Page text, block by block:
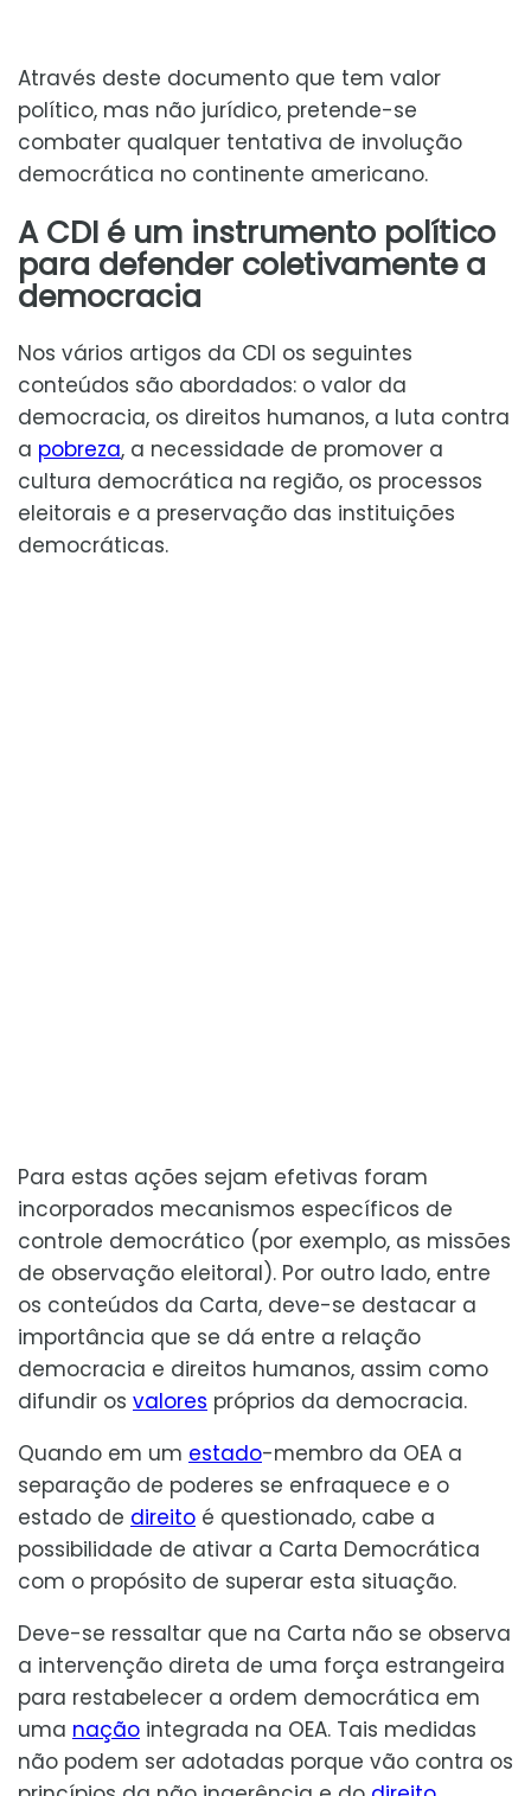
Através deste documento que tem valor
político, mas não jurídico, pretende-se
combater qualquer tentativa de involução
democrática no continente americano.
A CDI é um instrumento político
para defender coletivamente a
democracia
Nos vários artigos da CDI os seguintes
conteúdos são abordados: o valor da
democracia, os direitos humanos, a luta contra
a pobreza, a necessidade de promover a
cultura democrática na região, os processos
eleitorais e a preservação das instituições
democráticas.
Para estas ações sejam efetivas foram
incorporados mecanismos específicos de
controle democrático (por exemplo, as missões
de observação eleitoral). Por outro lado, entre
os conteúdos da Carta, deve-se destacar a
importância que se dá entre a relação
democracia e direitos humanos, assim como
difundir os valores próprios da democracia.
Quando em um estado-membro da OEA a
separação de poderes se enfraquece e o
estado de direito é questionado, cabe a
possibilidade de ativar a Carta Democrática
com o propósito de superar esta situação.
Deve-se ressaltar que na Carta não se observa
a intervenção direta de uma força estrangeira
para restabelecer a ordem democrática em
uma nação integrada na OEA. Tais medidas
não podem ser adotadas porque vão contra os